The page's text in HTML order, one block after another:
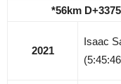
*56km
2021
Isaac